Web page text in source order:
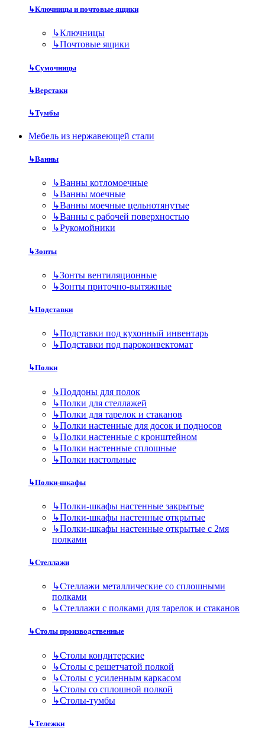
↳Ключницы и почтовые ящики
↳Ключницы
↳Почтовые ящики
↳Сумочницы
↳Верстаки
↳Тумбы
Мебель из нержавеющей стали
↳Ванны
↳Ванны котломоечные
↳Ванны моечные
↳Ванны моечные цельнотянутые
↳Ванны с рабочей поверхностью
↳Рукомойники
↳Зонты
↳Зонты вентиляционные
↳Зонты приточно-вытяжные
↳Подставки
↳Подставки под кухонный инвентарь
↳Подставки под пароконвектомат
↳Полки
↳Поддоны для полок
↳Полки для стеллажей
↳Полки для тарелок и стаканов
↳Полки настенные для досок и подносов
↳Полки настенные с кронштейном
↳Полки настенные сплошные
↳Полки настольные
↳Полки-шкафы
↳Полки-шкафы настенные закрытые
↳Полки-шкафы настенные открытые
↳Полки-шкафы настенные открытые с 2мя
полками
↳Стеллажи
↳Стеллажи металлические со сплошными
полками
↳Стеллажи с полками для тарелок и стаканов
↳Столы производственные
↳Столы кондитерские
↳Столы с решетчатой полкой
↳Столы с усиленным каркасом
↳Столы со сплошной полкой
↳Столы-тумбы
↳Тележки